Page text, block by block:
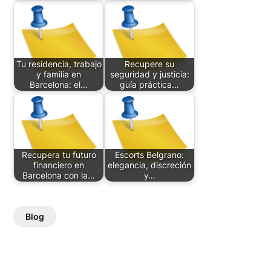
Tu residencia, trabajo
y familia en
Barcelona: el…
Recupere su
seguridad y justicia:
guía práctica…
Recupera tu futuro
financiero en
Barcelona con la…
Escorts Belgrano:
elegancia, discreción
y…
Blog